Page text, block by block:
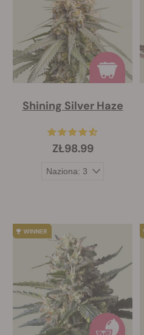
Shining Silver Haze
ZŁ98.99